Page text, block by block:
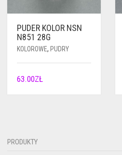
PUDER KOLOR NSN
N851 28G
KOLOROWE, PUDRY
63.00ZŁ
PRODUKTY